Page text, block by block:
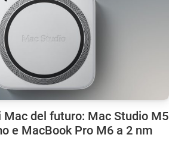
Mac del futuro: Mac Studio M5
e MacBook Pro M6 a 2 nm